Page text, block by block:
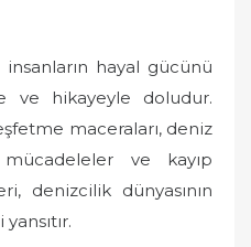
hayal gücünü
ve hikayeyle doludur.
maceraları, deniz
mücadeleler ve kayıp
denizcilik dünyasının